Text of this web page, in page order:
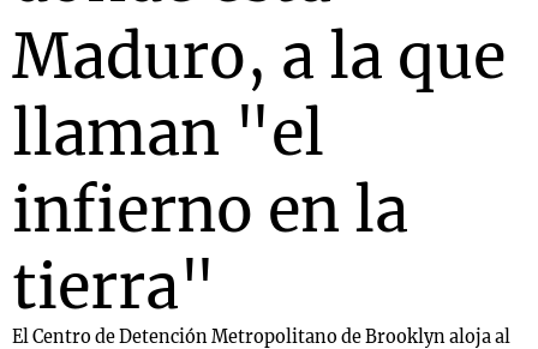
Maduro, a la que
llaman "el
infierno en la
tierra"
El Centro de Detención Metropolitano de Brooklyn aloja al